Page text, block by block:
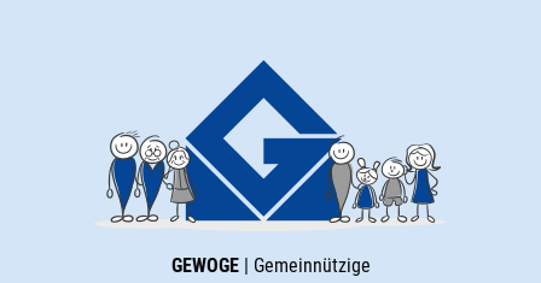
GEWOGE| Gemeinnützige